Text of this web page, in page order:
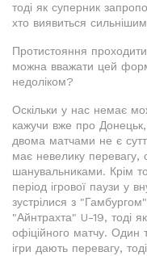
тоді як суперник
хто виявиться
Протистояння
можна вважати цей
недоліком?
Оскільки у нас немає
кажучи вже про
двома матчами не є
має невелику перевагу,
шанувальниками. Крім
період ігрової паузи у
зустрілися з
"Айнтрахта" U-19, тоді
офіційного матчу. Один
ігри дають перевагу,